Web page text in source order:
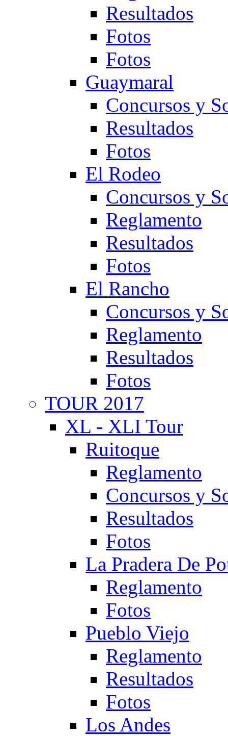
Resultados
Fotos
Fotos
Guaymaral
Concursos y
Resultados
Fotos
El Rodeo
Concursos y
Reglamento
Resultados
Fotos
El Rancho
Concursos y
Reglamento
Resultados
Fotos
TOUR 2017
XL - XLI Tour
Ruitoque
Reglamento
Concursos y
Resultados
Fotos
La Pradera De
Reglamento
Fotos
Pueblo Viejo
Reglamento
Resultados
Fotos
Los Andes